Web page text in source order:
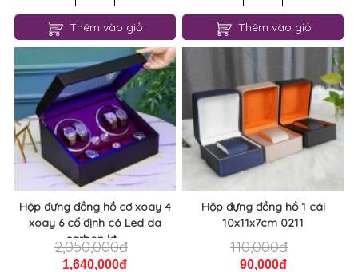
Thêm vào giỏ Thêm vào giỏ
Hộp đựng đồng hồ cơ xoay 4
xoay 6 cố định có Led da
carbon kt...
2,050,000đ
1,640,000đ
Hộp đựng đồng hồ 1 cái
10x11x7cm 0211
110,000đ
90,000đ